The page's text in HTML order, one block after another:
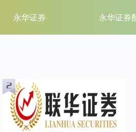
永华证券 永华证券